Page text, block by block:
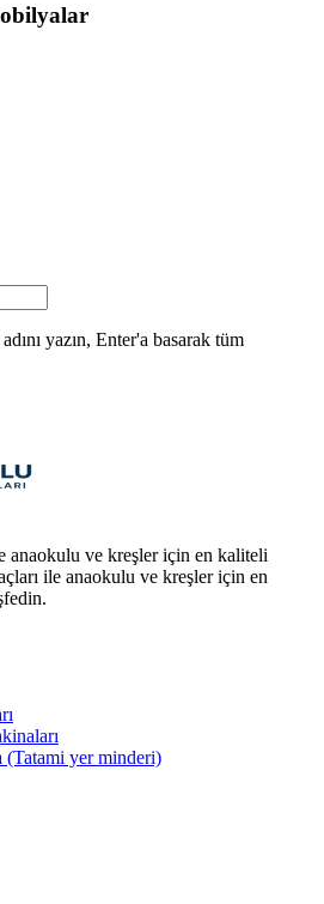
yazın, Enter'a basarak tüm
anaokulu ve kreşler için en kaliteli
ile anaokulu ve kreşler için en
yer minderi)